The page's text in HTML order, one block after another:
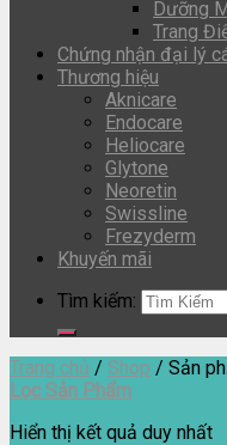
Dưỡng
Trang
Chứng nhận đại lý
Thương hiệu
Aknicare
Endocare
Heliocare
Glytone
Neoretin
Swissline
Frezyderm
Khuyến mãi
Tìm kiếm:
Trang chủ / Shop / Sản
Lọc Sản Phẩm
Hiển thị kết quả duy nhất